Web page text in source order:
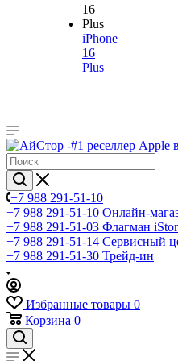
iPhone
16
Plus
+7 988 291-51-10
+7 988 291-51-10 Онлайн-
+7 988 291-51-03 Флагман
+7 988 291-51-14 Сервисный
+7 988 291-51-30 Трейд-ин
Избранные товары 0
Корзина 0